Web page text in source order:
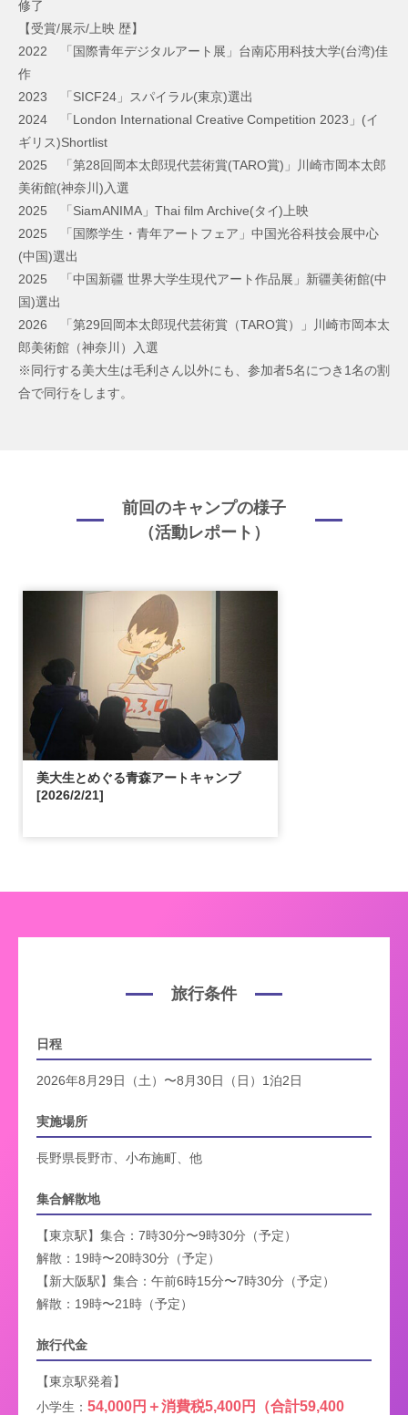
修了
【受賞/展示/上映 歴】
2022 「国際青年デジタルアート展」台南応用科技大学(台湾)佳
作
2023 「SICF24」スパイラル(東京)選出
2024 「London International Creative Competition 2023」(イ
ギリス)Shortlist
2025 「第28回岡本太郎現代芸術賞(TARO賞)」川崎市岡本太郎
美術館(神奈川)入選
2025 「SiamANIMA」Thai film Archive(タイ)上映
2025 「国際学生・青年アートフェア」中国光谷科技会展中心
(中国)選出
2025 「中国新疆 世界大学生現代アート作品展」新疆美術館(中
国)選出
2026 「第29回岡本太郎現代芸術賞（TARO賞）」川崎市岡本太
郎美術館（神奈川）入選
※同行する美大生は毛利さん以外にも、参加者5名につき1名の割
合で同行をします。
前回のキャンプの様子
（活動レポート）
美大生とめぐる青森アートキャンプ
[2026/2/21]
旅行条件
日程
2026年8月29日（土）〜8月30日（日）1泊2日
実施場所
長野県長野市、小布施町、他
集合解散地
【東京駅】集合：7時30分〜9時30分（予定）
解散：19時〜20時30分（予定）
【新大阪駅】集合：午前6時15分〜7時30分（予定）
解散：19時〜21時（予定）
旅行代金
【東京駅発着】
小学生： 54,000円＋消費税5,400円（合計59,400